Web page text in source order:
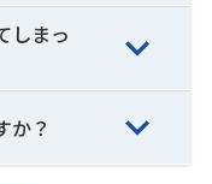
しまっ
か？